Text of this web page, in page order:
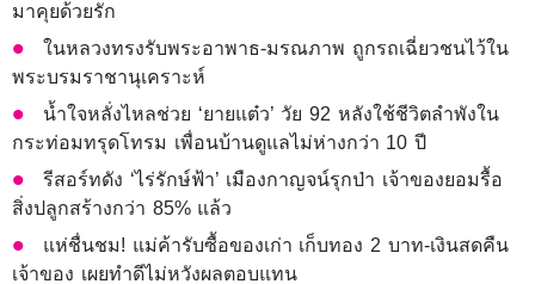
มาคุยด้วยรัก
ในหลวงทรงรับพระอาพาธ-มรณภาพ ถูกรถเฉี่ยวชนไว้ใน
พระบรมราชานุเคราะห์
น้ำใจหลั่งไหลช่วย ‘ยายแต๋ว’ วัย 92 หลังใช้ชีวิตลำพังใน
กระท่อมทรุดโทรม เพื่อนบ้านดูแลไม่ห่างกว่า 10 ปี
รีสอร์ทดัง ‘ไร่รักษ์ฟ้า’ เมืองกาญจน์รุกป่า เจ้าของยอมรื้อ
สิ่งปลูกสร้างกว่า 85% แล้ว
แห่ชื่นชม! แม่ค้ารับซื้อของเก่า เก็บทอง 2 บาท-เงินสดคืน
เจ้าของ เผยทำดีไม่หวังผลตอบแทน